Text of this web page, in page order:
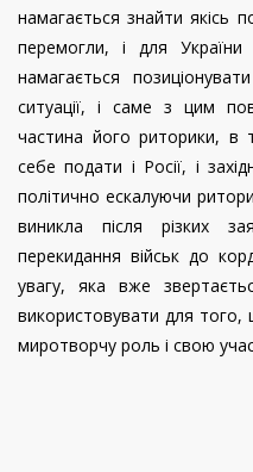
намагається знайти якісь
перемогли, і для
намагається
ситуації, і саме з цим
частина його риторики, в
себе подати і Росії, і
політично ескалуючи
виникла після різких
перекидання військ до
увагу, яка вже
використовувати для
миротворчу роль і свою